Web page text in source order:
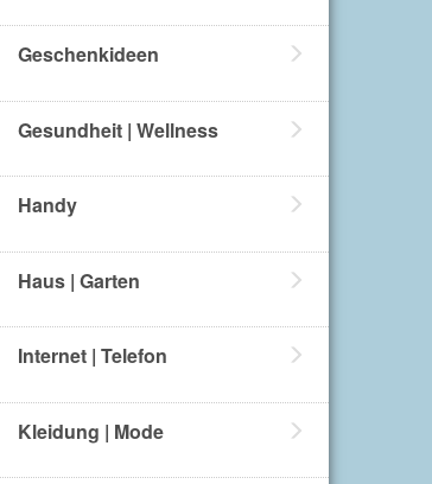
Geschenkideen
Gesundheit | Wellness
Handy
Haus | Garten
Internet | Telefon
Kleidung | Mode